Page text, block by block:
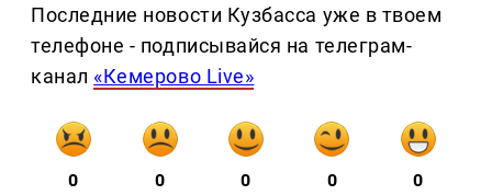
Последние новости Кузбасса уже в твоем
телефоне - подписывайся на телеграм-
канал «Кемерово Live»
0 0 0 0 0